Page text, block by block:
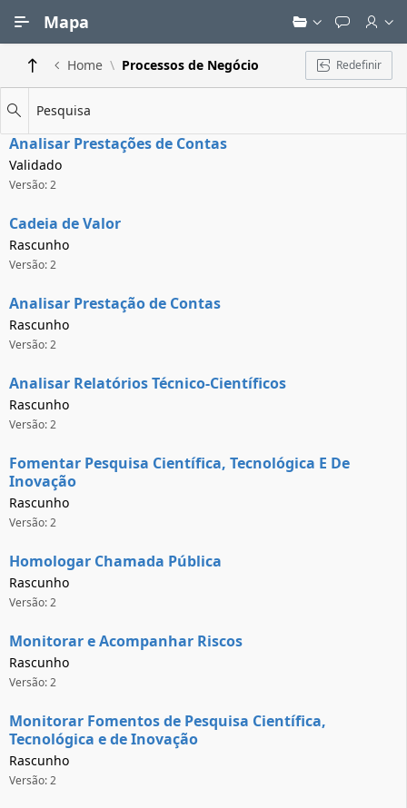
Mapa
Home Processos de Negócio Redefinir
Pesquisa
Analisar Prestações de Contas
Validado
Versão: 2
Cadeia de Valor
Rascunho
Versão: 2
Analisar Prestação de Contas
Rascunho
Versão: 2
Analisar Relatórios Técnico-Científicos
Rascunho
Versão: 2
Fomentar Pesquisa Científica, Tecnológica E De
Inovação
Rascunho
Versão: 2
Homologar Chamada Pública
Rascunho
Versão: 2
Monitorar e Acompanhar Riscos
Rascunho
Versão: 2
Monitorar Fomentos de Pesquisa Científica,
Tecnológica e de Inovação
Rascunho
Versão: 2